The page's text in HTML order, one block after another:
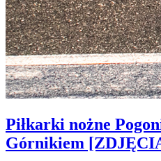
Piłkarki nożne
Górnikiem